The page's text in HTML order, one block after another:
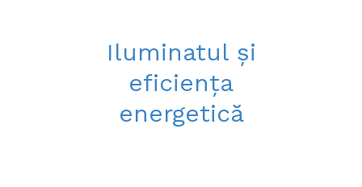
Iluminatul și
eficiența
energetică